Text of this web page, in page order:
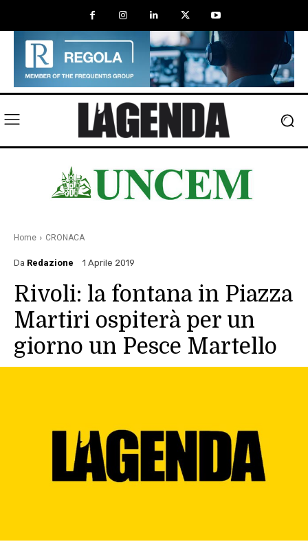
Home CRONACA
Da Redazione 1 Aprile 2019
Rivoli: la fontana in Piazza
Martiri ospiterà per un
giorno un Pesce Martello